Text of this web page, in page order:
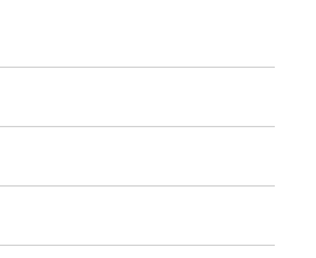
김호철,노래 합창,노동의소리
김호철,노래 박준,박준2집2003)
김호철,노래 노노단,전노협1집